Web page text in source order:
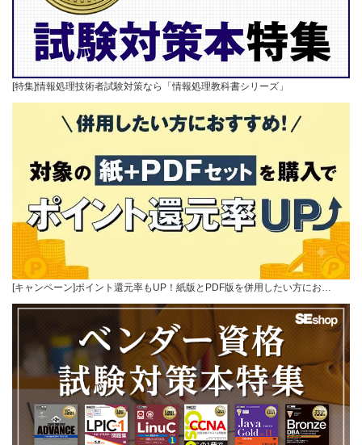
[特集]情報処理技術者試験対策なら「情報処理教科書シリーズ」
[キャンペーン]ポイント還元率もUP！紙版とPDF版を併用したい方にお…